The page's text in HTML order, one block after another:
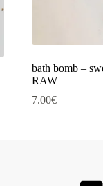
bath bomb –
RAW
7.00€